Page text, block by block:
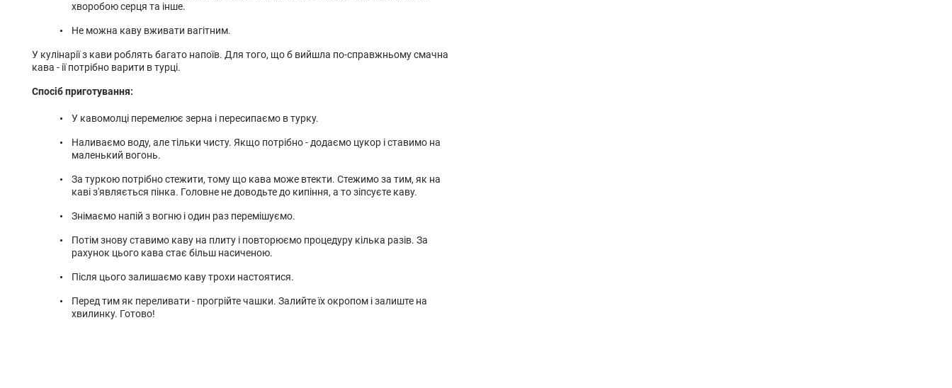
хворобою серця та інше.
Не можна каву вживати вагітним.
У кулінарії з кави роблять багато напоїв. Для того, що б вийшла по-справжньому смачна
кава - ії потрібно варити в турці.
Спосіб приготування:
У кавомолці перемелює зерна і пересипаємо в турку.
Наливаємо воду, але тільки чисту. Якщо потрібно - додаємо цукор і ставимо на
маленький вогонь.
За туркою потрібно стежити, тому що кава може втекти. Стежимо за тим, як на
каві з'являється пінка. Головне не доводьте до кипіння, а то зіпсуєте каву.
Знімаємо напій з вогню і один раз перемішуємо.
Потім знову ставимо каву на плиту і повторюємо процедуру кілька разів. За
рахунок цього кава стає більш насиченою.
Після цього залишаємо каву трохи настоятися.
Перед тим як переливати - прогрійте чашки. Залийте їх окропом і залиште на
хвилинку. Готово!